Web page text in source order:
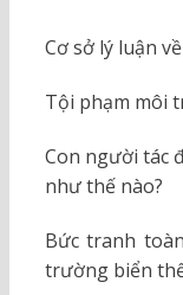
Cơ sở lý luận
Tội phạm môi
Con người tác
như thế nào?
Bức tranh
trường biển